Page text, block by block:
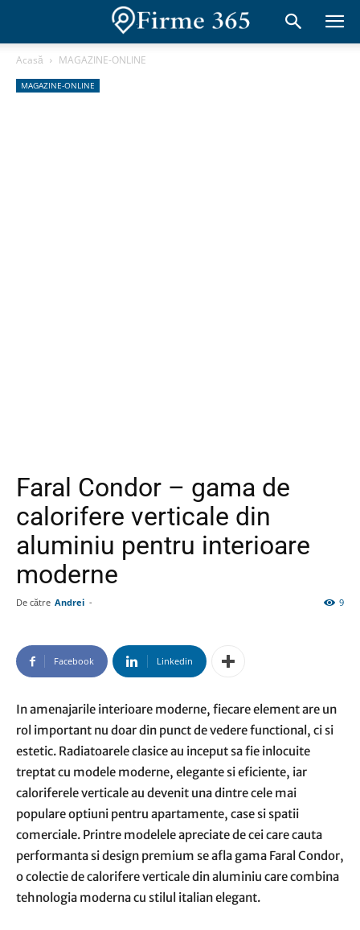
Acasă MAGAZINE-ONLINE
MAGAZINE-ONLINE
Faral Condor – gama de
calorifere verticale din
aluminiu pentru interioare
moderne
De către Andrei - 9
Facebook Linkedin
In amenajarile interioare moderne, fiecare element are un
rol important nu doar din punct de vedere functional, ci si
estetic. Radiatoarele clasice au inceput sa fie inlocuite
treptat cu modele moderne, elegante si eficiente, iar
caloriferele verticale au devenit una dintre cele mai
populare optiuni pentru apartamente, case si spatii
comerciale. Printre modelele apreciate de cei care cauta
performanta si design premium se afla gama Faral Condor,
o colectie de calorifere verticale din aluminiu care combina
tehnologia moderna cu stilul italian elegant.